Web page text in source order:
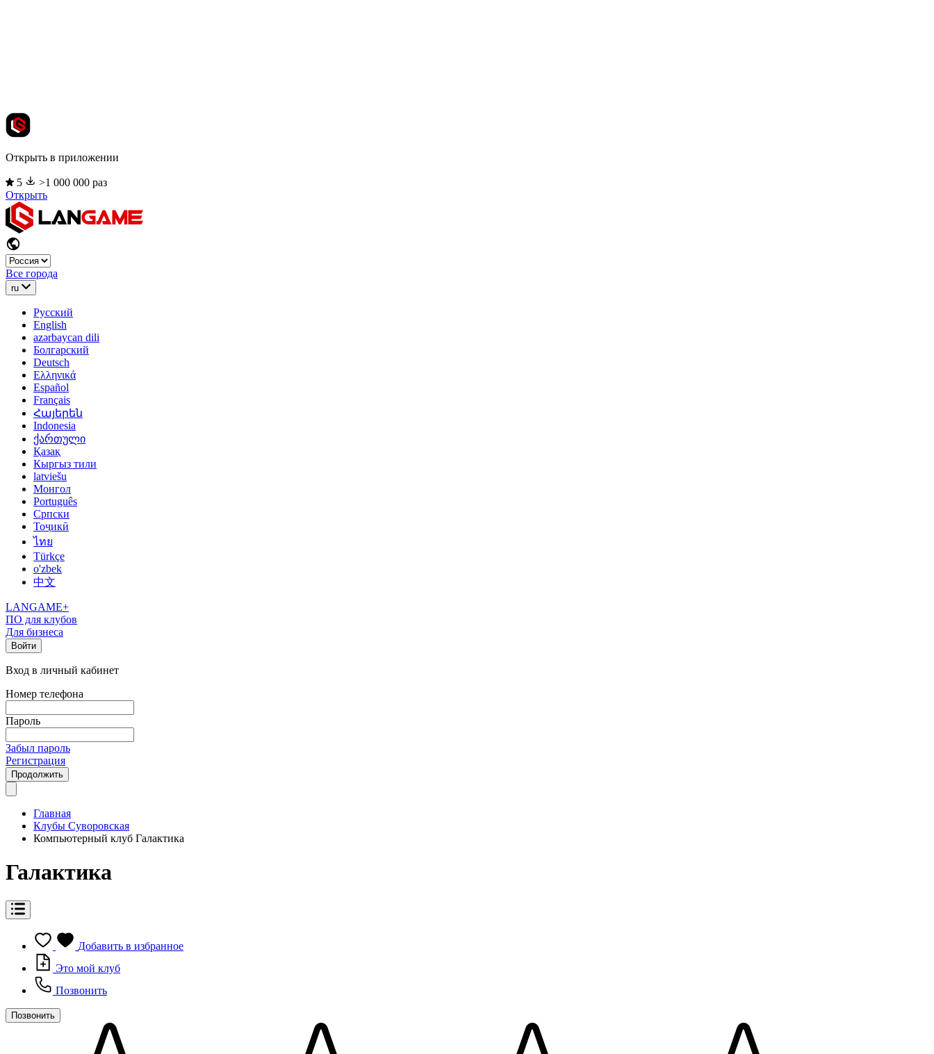
Открыть в приложении
5
>1 000 000 раз
Открыть
Все города
ru
Русский
English
azərbaycan dili
Болгарский
Deutsch
Ελληνικά
Español
Français
Հայերեն
Indonesia
ქართული
Қазақ
Кыргыз тили
latviešu
Монгол
Português
Српски
Тоҷикӣ
ไทย
Türkçe
o'zbek
中文
LANGAME+
ПО для клубов
Для бизнеса
Войти
Вход в личный кабинет
Номер телефона
Пароль
Забыл пароль
Регистрация
Продолжить
Главная
Клубы Суворовская
Компьютерный клуб Галактика
Галактика
Добавить в избранное
Это мой клуб
Позвонить
Позвонить